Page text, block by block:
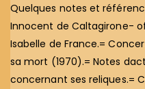
Quelques notes et
Innocent de Caltagirone-
Isabelle de France.=
sa mort (1970).= Notes
concernant ses reliques.=